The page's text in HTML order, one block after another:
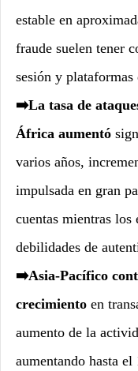
estable en
fraude suelen tener
sesión y plataformas
➡️La tasa de
África aumentó
varios años,
impulsada en gran
cuentas mientras los
debilidades de
➡️Asia-Pacífico
crecimiento en
aumento de la
aumentando hasta